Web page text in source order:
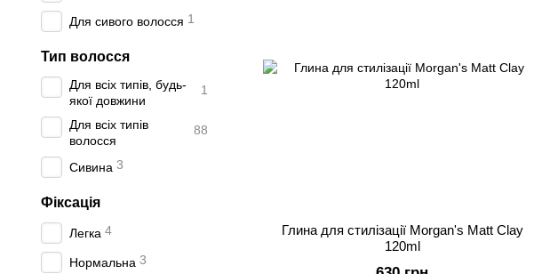
Глина для стилізації Morgan's Matt Clay
120ml
Для сивого волосся 1
Тип волосся
Для всіх типів, будь-
якої довжини
1
Для всіх типів
волосся
88
Сивина 3
Фіксація
Легка 4
Нормальна 3